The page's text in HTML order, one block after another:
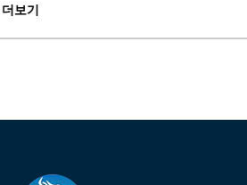
더보기